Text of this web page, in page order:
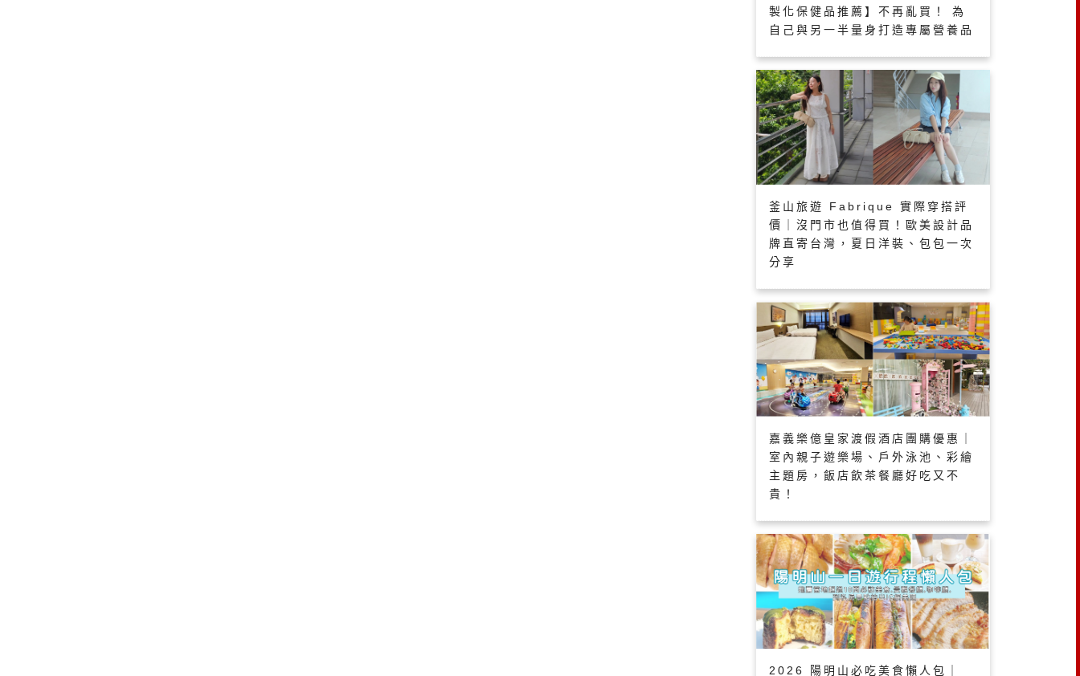
製化保健品推薦】不再亂買！ 為
自己與另一半量身打造專屬營養品
釜山旅遊 Fabrique 實際穿搭評
價｜沒門市也值得買！歐美設計品
牌直寄台灣，夏日洋裝、包包一次
分享
嘉義樂億皇家渡假酒店團購優惠｜
室內親子遊樂場、戶外泳池、彩繪
主題房，飯店飲茶餐廳好吃又不
貴！
2026 陽明山必吃美食懶人包｜